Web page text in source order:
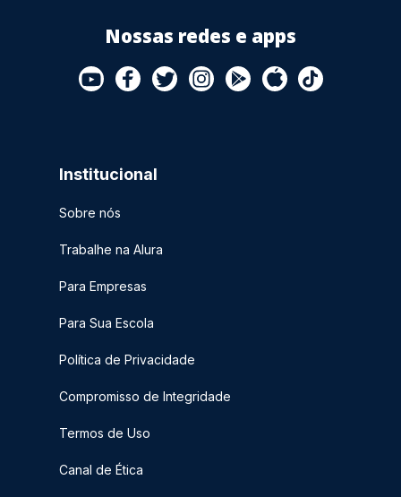
Nossas redes e apps
Institucional
Sobre nós
Trabalhe na Alura
Para Empresas
Para Sua Escola
Política de Privacidade
Compromisso de Integridade
Termos de Uso
Canal de Ética